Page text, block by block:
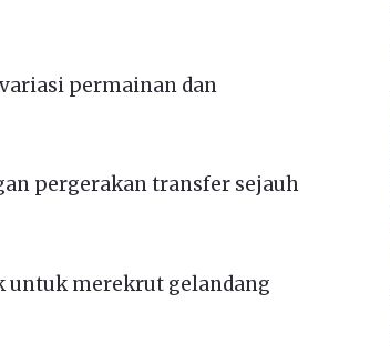
permainan dan
pergerakan transfer sejauh
untuk merekrut gelandang